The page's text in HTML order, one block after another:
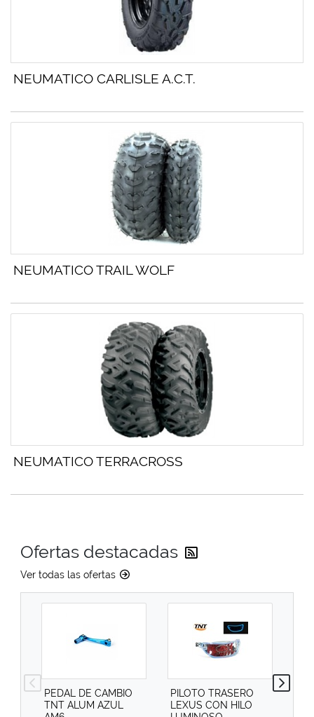
NEUMATICO CARLISLE A.C.T.
NEUMATICO TRAIL WOLF
NEUMATICO TERRACROSS
Ofertas destacadas
Ver todas las ofertas
PEDAL DE CAMBIO
TNT ALUM AZUL
PILOTO TRASERO
LEXUS CON HILO